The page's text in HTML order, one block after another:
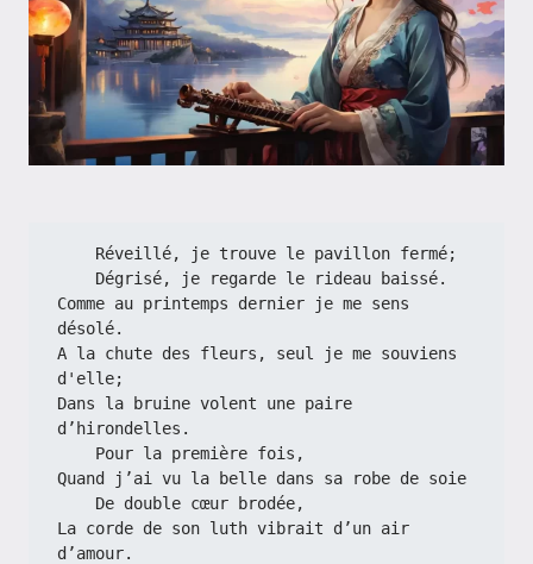
    Réveillé, je trouve le pavillon fermé;
    Dégrisé, je regarde le rideau baissé.
Comme au printemps dernier je me sens
désolé.
A la chute des fleurs, seul je me souviens
d'elle;
Dans la bruine volent une paire
d’hirondelles.
    Pour la première fois,
Quand j’ai vu la belle dans sa robe de soie
    De double cœur brodée,
La corde de son luth vibrait d’un air
d’amour.